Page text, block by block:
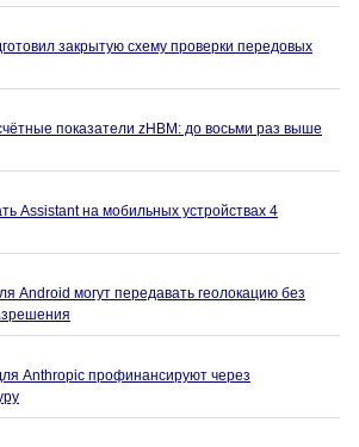
закрытую схему проверки передовых
показатели zHBM: до восьми раз выше
Assistant на мобильных устройствах 4
Android могут передавать геолокацию без
Anthropic профинансируют через